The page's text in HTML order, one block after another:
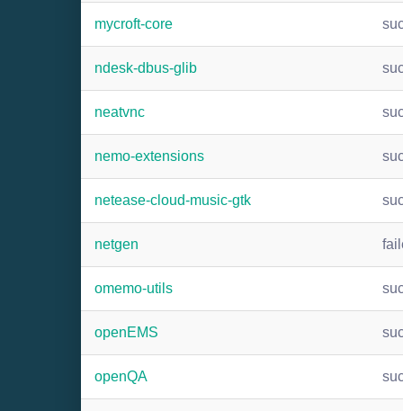
mycroft-core
ndesk-dbus-glib
neatvnc
nemo-extensions
netease-cloud-music-gtk
netgen
omemo-utils
openEMS
openQA